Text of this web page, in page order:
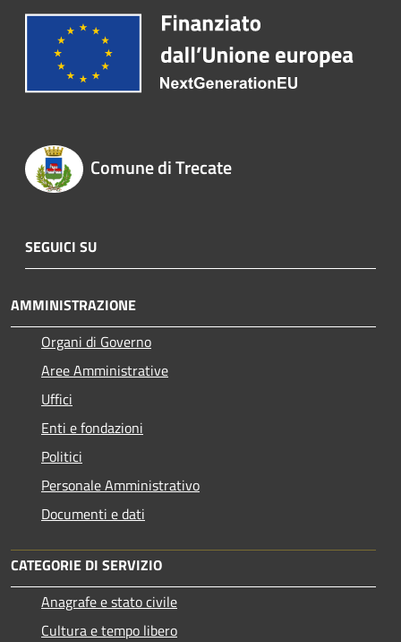
Comune di Trecate
SEGUICI SU
AMMINISTRAZIONE
Organi di Governo
Aree Amministrative
Uffici
Enti e fondazioni
Politici
Personale Amministrativo
Documenti e dati
CATEGORIE DI SERVIZIO
Anagrafe e stato civile
Cultura e tempo libero